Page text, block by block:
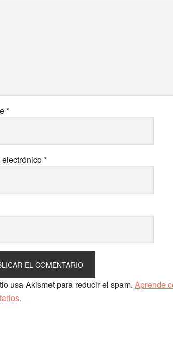
*
*
usa Akismet para reducir el spam. Aprende